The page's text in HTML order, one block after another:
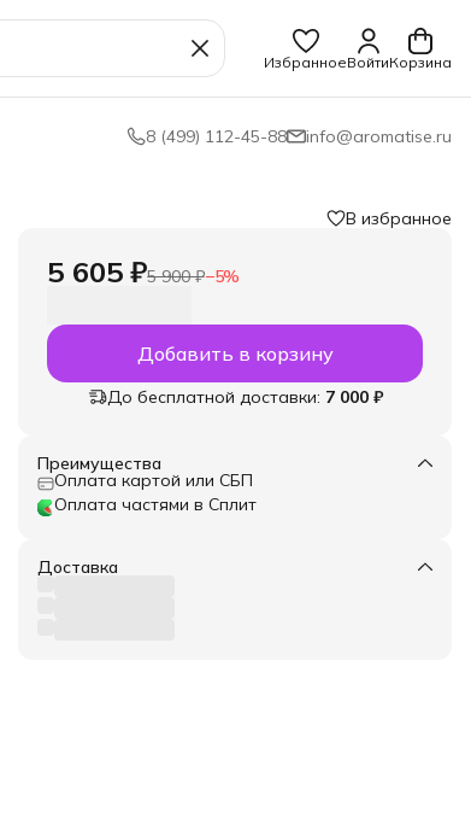
ИзбранноеВойтиКорзина
8 (499) 112-45-88 info@aromatise.ru
В избранное
5 605 ₽5 900 ₽−5%
Добавить в корзину
До бесплатной доставки: 7 000 ₽
Преимущества
Оплата картой или СБП
Оплата частями в Сплит
Доставка